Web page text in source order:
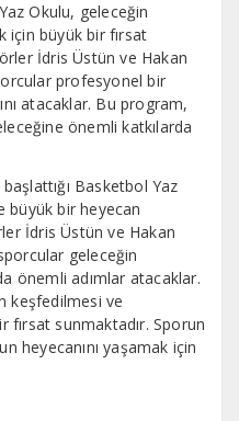
Okulu, geleceğin
için büyük bir fırsat
İdris Üstün ve Hakan
profesyonel bir
atacaklar. Bu program,
önemli katkılarda
Basketbol Yaz
büyük bir heyecan
İdris Üstün ve Hakan
geleceğin
önemli adımlar atacaklar.
keşfedilmesi ve
fırsat sunmaktadır. Sporun
heyecanını yaşamak için